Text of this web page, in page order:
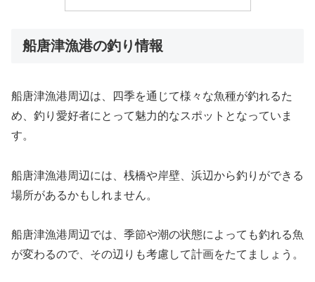
船唐津漁港の釣り情報
船唐津漁港周辺は、四季を通じて様々な魚種が釣れるた
め、釣り愛好者にとって魅力的なスポットとなっていま
す。
船唐津漁港周辺には、桟橋や岸壁、浜辺から釣りができる
場所があるかもしれません。
船唐津漁港周辺では、季節や潮の状態によっても釣れる魚
が変わるので、その辺りも考慮して計画をたてましょう。